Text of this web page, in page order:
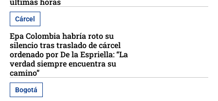
Cárcel
Epa Colombia habría roto su
silencio tras traslado de cárcel
ordenado por De la Espriella: “La
verdad siempre encuentra su
camino”
Bogotá